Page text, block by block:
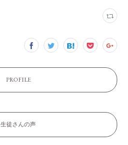
PROFILE
生徒さんの声